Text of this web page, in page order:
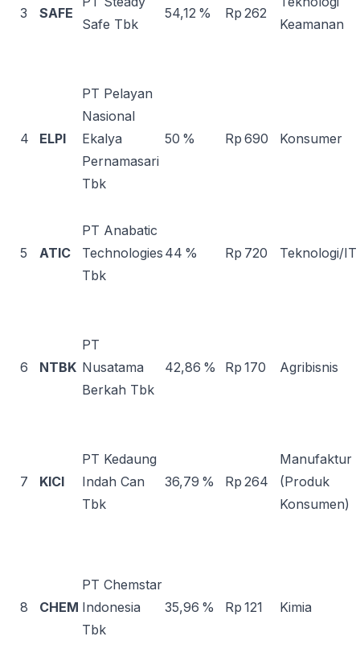
3 SAFE
Safe Tbk
54,12 % Rp 262
Keamanan
4 ELPI
PT Pelayan
Nasional
Ekalya
Pernamasari
Tbk
50 % Rp 690 Konsumer
5 ATIC
PT Anabatic
Technologies
Tbk
44 % Rp 720 Teknologi/IT
6 NTBK
PT
Nusatama
Berkah Tbk
42,86 % Rp 170 Agribisnis
7 KICI
PT Kedaung
Indah Can
Tbk
36,79 % Rp 264
Manufaktur
(Produk
Konsumen)
8 CHEM
PT Chemstar
Indonesia
Tbk
35,96 % Rp 121 Kimia